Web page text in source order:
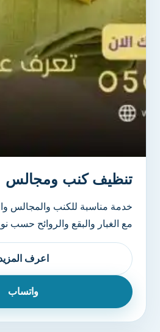
تنظيف كنب ومجالس
خدمة مناسبة للكنب والمجالس
مع الغبار والبقع والروائح حسب
اعرف
واتساب